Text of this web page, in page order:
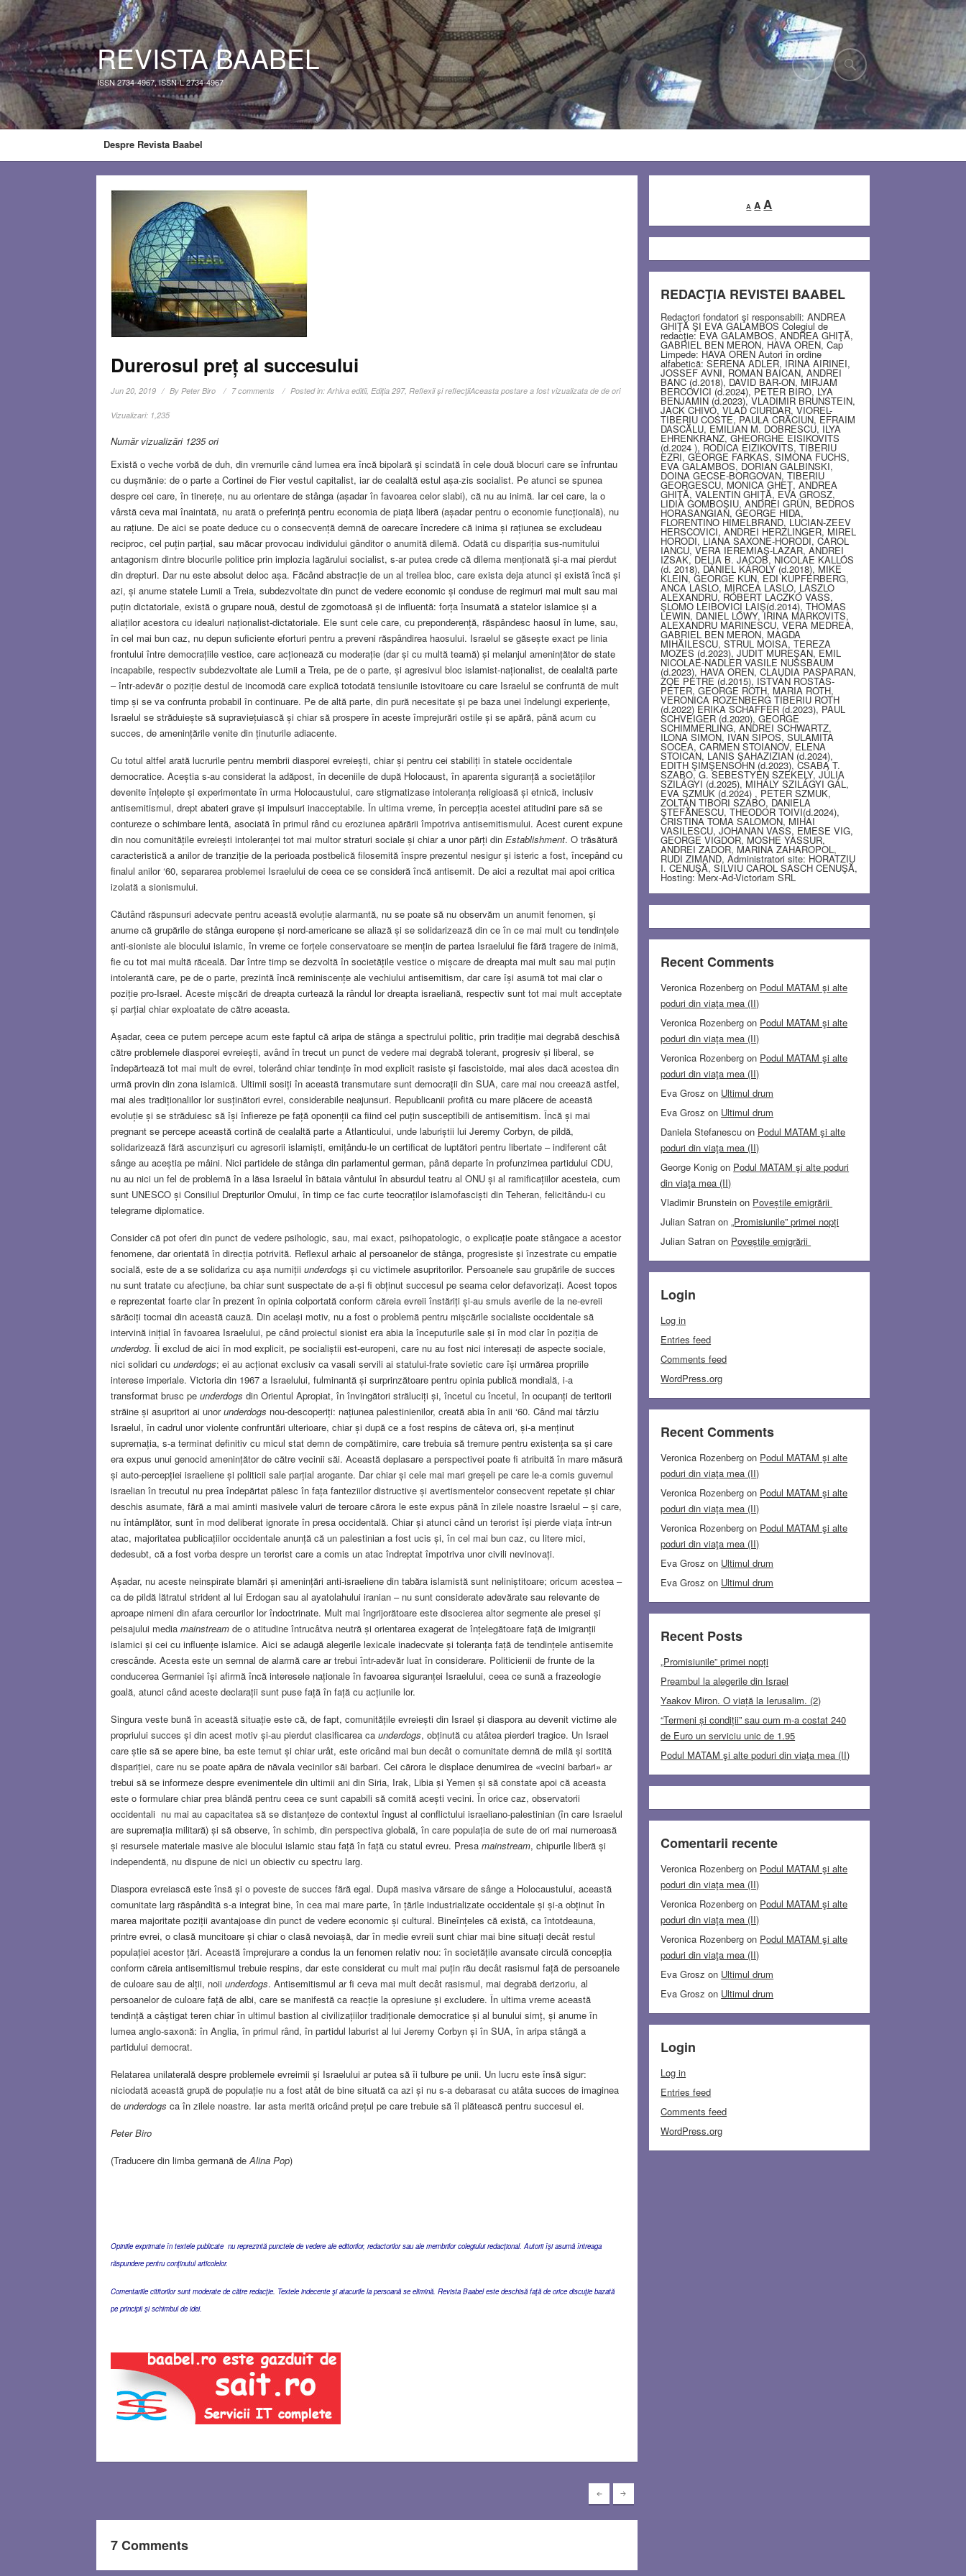
REVISTA BAABEL
ISSN 2734-4967, ISSN-L 2734-4967
Despre Revista Baabel
Durerosul preț al succesului
Jun 20, 2019 ByPeter Biro 7 comments Posted in:Arhiva editii,Ediţia 297,Reflexii şi reflecţiiAceasta postare a fost vizualizata de de ori
Vizualizari: 1,235
Număr vizualizări 1235 ori
Există o veche vorbă de duh, din vremurile când lumea era încă bipolară și scindată în cele două blocuri care se înfruntau
cu dușmănie: de o parte a Cortinei de Fier vestul capitalist, iar de cealaltă estul așa-zis socialist. Pe atunci se spunea
despre cei care, în tinerețe, nu au orientare de stânga (așadar în favoarea celor slabi), că nu au inimă. Iar cei care, la o
vârstă ceva mai înaintată, nu arată o preferință pentru economia de piață liberă (așadar pentru o economie funcțională), nu
au rațiune. De aici se poate deduce cu o consecvență demnă de oarecare încredere că inima și rațiunea se excludeau
reciproc, cel puțin parțial, sau măcar provocau individului gânditor o anumită dilemă. Odată cu dispariția sus-numitului
antagonism dintre blocurile politice prin implozia lagărului socialist, s-ar putea crede că dilema menționată și-a mai pierdut
din drepturi. Dar nu este absolut deloc așa. Făcând abstracție de un al treilea bloc, care exista deja atunci și există încă și
azi, și anume statele Lumii a Treia, subdezvoltate din punct de vedere economic și conduse de regimuri mai mult sau mai
puțin dictatoriale, există o grupare nouă, destul de zgomotoasă și de influentă: forța însumată a statelor islamice și a
aliaților acestora cu idealuri naționalist-dictatoriale. Ele sunt cele care, cu preponderență, răspândesc haosul în lume, sau,
în cel mai bun caz, nu depun suficiente eforturi pentru a preveni răspândirea haosului. Israelul se găsește exact pe linia
frontului între democrațiile vestice, care acționează cu moderație (dar și cu multă teamă) și melanjul amenințător de state
incapabile, respectiv subdezvoltate ale Lumii a Treia, pe de o parte, și agresivul bloc islamist-naționalist, de cealaltă parte
– într‑adevăr o poziție destul de incomodă care explică totodată tensiunile istovitoare cu care Israelul se confruntă de mult
timp și se va confrunta probabil în continuare. Pe de altă parte, din pură necesitate și pe baza unei îndelungi experiențe,
Israelul se străduiește să supraviețuiască și chiar să prospere în aceste împrejurări ostile și se apără, până acum cu
succes, de amenințările venite din ținuturile adiacente.
Cu totul altfel arată lucrurile pentru membrii diasporei evreiești, chiar și pentru cei stabiliți în statele occidentale
democratice. Aceștia s-au considerat la adăpost, în deceniile de după Holocaust, în aparenta siguranță a societăților
devenite înțelepte și experimentate în urma Holocaustului, care stigmatizase intoleranța religioasă și etnică, inclusiv
antisemitismul, drept abateri grave și impulsuri inacceptabile. În ultima vreme, în percepția acestei atitudini pare să se
contureze o schimbare lentă, asociată în primul rând cu eroziunea apărării împotriva antisemitismului. Acest curent expune
din nou comunitățile evreiești intoleranței tot mai multor straturi sociale și chiar a unor părți dinEstablishment. O trăsătură
caracteristică a anilor de tranziție de la perioada postbelică filosemită înspre prezentul nesigur și isteric a fost, începând cu
finalul anilor ‘60, separarea problemei Israelului de ceea ce se consideră încă antisemit. De aici a rezultat mai apoi critica
izolată a sionismului.
Căutând răspunsuri adecvate pentru această evoluție alarmantă, nu se poate să nu observăm un anumit fenomen, și
anume că grupările de stânga europene și nord-americane se aliază și se solidarizează din ce în ce mai mult cu tendințele
anti-sioniste ale blocului islamic, în vreme ce forțele conservatoare se mențin de partea Israelului fie fără tragere de inimă,
fie cu tot mai multă răceală. Dar între timp se dezvoltă în societățile vestice o mișcare de dreapta mai mult sau mai puțin
intolerantă care, pe de o parte, prezintă încă reminiscențe ale vechiului antisemitism, dar care își asumă tot mai clar o
poziție pro-Israel. Aceste mișcări de dreapta curtează la rândul lor dreapta israeliană, respectiv sunt tot mai mult acceptate
și parțial chiar exploatate de către aceasta.
Așadar, ceea ce putem percepe acum este faptul că aripa de stânga a spectrului politic, prin tradiție mai degrabă deschisă
către problemele diasporei evreiești, având în trecut un punct de vedere mai degrabă tolerant, progresiv și liberal, se
îndepărtează tot mai mult de evrei, tolerând chiar tendințe în mod explicit rasiste și fascistoide, mai ales dacă acestea din
urmă provin din zona islamică. Ultimii sosiți în această transmutare sunt democrații din SUA, care mai nou creează astfel,
mai ales tradiționalilor lor susținători evrei, considerabile neajunsuri. Republicanii profită cu mare plăcere de această
evoluție și se străduiesc să își înfiereze pe față oponenții ca fiind cel puțin susceptibili de antisemitism. Încă și mai
pregnant se percepe această cortină de cealaltă parte a Atlanticului, unde laburiștii lui Jeremy Corbyn, de pildă,
solidarizează fără ascunzișuri cu agresorii islamiști, emițându-le un certificat de luptători pentru libertate – indiferent cât
sânge au aceștia pe mâini. Nici partidele de stânga din parlamentul german, până departe în profunzimea partidului CDU,
nu au nici un fel de problemă în a lăsa Israelul în bătaia vântului în absurdul teatru al ONU și al ramificațiilor acesteia, cum
sunt UNESCO și Consiliul Drepturilor Omului, în timp ce fac curte teocraților islamofasciști din Teheran, felicitându-i cu
telegrame diplomatice.
Consider că pot oferi din punct de vedere psihologic, sau, mai exact, psihopatologic, o explicație poate stângace a acestor
fenomene, dar orientată în direcția potrivită. Reflexul arhaic al persoanelor de stânga, progresiste și înzestrate cu empatie
socială, este de a se solidariza cu așa numițiiunderdogs și cu victimele asupritorilor. Persoanele sau grupările de succes
nu sunt tratate cu afecțiune, ba chiar sunt suspectate de a-și fi obținut succesul pe seama celor defavorizați. Acest topos
e reprezentat foarte clar în prezent în opinia colportată conform căreia evreii înstăriți și‑au smuls averile de la ne-evreii
sărăciți tocmai din această cauză. Din același motiv, nu a fost o problemă pentru mișcările socialiste occidentale să
intervină inițial în favoarea Israelului, pe când proiectul sionist era abia la începuturile sale și în mod clar în poziția de
underdog. Îi exclud de aici în mod explicit, pe socialiștii est-europeni, care nu au fost nici interesați de aspecte sociale,
nici solidari cuunderdogs; ei au acționat exclusiv ca vasali servili ai statului-frate sovietic care își urmărea propriile
interese imperiale. Victoria din 1967 a Israelului, fulminantă și surprinzătoare pentru opinia publică mondială, i-a
transformat brusc peunderdogs din Orientul Apropiat, în învingători străluciți și, încetul cu încetul, în ocupanți de teritorii
străine și asupritori ai unorunderdogs nou-descoperiți: națiunea palestinienilor, creată abia în anii ‘60. Când mai târziu
Israelul, în cadrul unor violente confruntări ulterioare, chiar și după ce a fost respins de câteva ori, și-a menținut
supremația, s-a terminat definitiv cu micul stat demn de compătimire, care trebuia să tremure pentru existența sa și care
era expus unui genocid amenințător de către vecinii săi. Această deplasare a perspectivei poate fi atribuită în mare măsură
și auto-percepției israeliene și politicii sale parțial arogante. Dar chiar și cele mai mari greșeli pe care le-a comis guvernul
israelian în trecutul nu prea îndepărtat pălesc în fața fanteziilor distructive și avertismentelor consecvent repetate și chiar
deschis asumate, fără a mai aminti masivele valuri de teroare cărora le este expus până în zilele noastre Israelul – și care,
nu întâmplător, sunt în mod deliberat ignorate în presa occidentală. Chiar și atunci când un terorist își pierde viața într-un
atac, majoritatea publicațiilor occidentale anunță că un palestinian a fost ucis și, în cel mai bun caz, cu litere mici,
dedesubt, că a fost vorba despre un terorist care a comis un atac îndreptat împotriva unor civili nevinovați.
Așadar, nu aceste neinspirate blamări și amenințări anti-israeliene din tabăra islamistă sunt neliniștitoare; oricum acestea –
ca de pildă lătratul strident al lui Erdogan sau al ayatolahului iranian – nu sunt considerate adevărate sau relevante de
aproape nimeni din afara cercurilor lor îndoctrinate. Mult mai îngrijorătoare este disocierea altor segmente ale presei și
peisajului mediamainstream de o atitudine întrucâtva neutră și orientarea exagerat de înțelegătoare față de imigranții
islamici și cei cu influențe islamice. Aici se adaugă alegerile lexicale inadecvate și toleranța față de tendințele antisemite
crescânde. Acesta este un semnal de alarmă care ar trebui într-adevăr luat în considerare. Politicienii de frunte de la
conducerea Germaniei își afirmă încă interesele naționale în favoarea siguranței Israelului, ceea ce sună a frazeologie
goală, atunci când aceste declarații sunt puse față în față cu acțiunile lor.
Singura veste bună în această situație este că, de fapt, comunitățile evreiești din Israel și diaspora au devenit victime ale
propriului succes și din acest motiv și-au pierdut clasificarea caunderdogs, obținută cu atâtea pierderi tragice. Un Israel
care știe să se apere bine, ba este temut și chiar urât, este oricând mai bun decât o comunitate demnă de milă și sortită
dispariției, care nu se poate apăra de năvala vecinilor săi barbari. Cei cărora le displace denumirea de «vecini barbari» ar
trebui să se informeze despre evenimentele din ultimii ani din Siria, Irak, Libia și Yemen și să constate apoi că aceasta
este o formulare chiar prea blândă pentru ceea ce sunt capabili să comită acești vecini. În orice caz, observatorii
occidentali nu mai au capacitatea să se distanțeze de contextul îngust al conflictului israeliano-palestinian (în care Israelul
are supremația militară) și să observe, în schimb, din perspectiva globală, în care populația de sute de ori mai numeroasă
și resursele materiale masive ale blocului islamic stau față în față cu statul evreu. Presamainstream, chipurile liberă și
independentă, nu dispune de nici un obiectiv cu spectru larg.
Diaspora evreiască este însă și o poveste de succes fără egal. După masiva vărsare de sânge a Holocaustului, această
comunitate larg răspândită s-a integrat bine, în cea mai mare parte, în țările industrializate occidentale și și-a obținut în
marea majoritate poziții avantajoase din punct de vedere economic și cultural. Bineînțeles că există, ca întotdeauna,
printre evrei, o clasă muncitoare și chiar o clasă nevoiașă, dar în medie evreii sunt chiar mai bine situați decât restul
populației acestor țări. Această împrejurare a condus la un fenomen relativ nou: în societățile avansate circulă concepția
conform căreia antisemitismul trebuie respins, dar este considerat cu mult mai puțin rău decât rasismul față de persoanele
de culoare sau de alții, noiiunderdogs. Antisemitismul ar fi ceva mai mult decât rasismul, mai degrabă derizoriu, al
persoanelor de culoare față de albi, care se manifestă ca reacție la opresiune și excludere. În ultima vreme această
tendință a câștigat teren chiar în ultimul bastion al civilizațiilor tradiționale democratice și al bunului simț, și anume în
lumea anglo-saxonă: în Anglia, în primul rând, în partidul laburist al lui Jeremy Corbyn și în SUA, în aripa stângă a
partidului democrat.
Relatarea unilaterală despre problemele evreimii și Israelului ar putea să îi tulbure pe unii. Un lucru este însă sigur:
niciodată această grupă de populație nu a fost atât de bine situată ca azi și nu s-a debarasat cu atâta succes de imaginea
deunderdogs ca în zilele noastre. Iar asta merită oricând prețul pe care trebuie să îl plătească pentru succesul ei.
Peter Biro
(Traducere din limba germană deAlina Pop)
Opiniile exprimate în textele publicate nu reprezintă punctele de vedere ale editorilor, redactorilor sau ale membrilor colegiului redacţional. Autorii îşi asumă întreaga
răspundere pentru conţinutul articolelor.
Comentariile cititorilor sunt moderate de către redacţie. Textele indecente şi atacurile la persoană se elimină. Revista Baabel este deschisă faţă de orice discuţie bazată
pe principii şi schimbul de idei.
7 Comments
A
Decrease
font
A Reset
AIncrease
font
REDACŢIA REVISTEI BAABEL
Redactori fondatori şi responsabili: ANDREA
GHIŢĂ ŞI EVA GALAMBOS Colegiul de
redacţie: EVA GALAMBOS, ANDREA GHIŢĂ,
GABRIEL BEN MERON, HAVA OREN, Cap
Limpede: HAVA OREN Autori în ordine
alfabetică: SERENA ADLER, IRINA AIRINEI,
JOSSEF AVNI, ROMAN BAICAN, ANDREI
BANC (d.2018), DAVID BAR-ON, MIRJAM
BERCOVICI (d.2024), PETER BIRO, LYA
BENJAMIN (d.2023), VLADIMIR BRUNSTEIN,
JACK CHIVO, VLAD CIURDAR, VIOREL-
TIBERIU COSTE, PAULA CRĂCIUN, EFRAIM
DASCĂLU, EMILIAN M. DOBRESCU, ILYA
EHRENKRANZ, GHEORGHE EISIKOVITS
(d.2024 ), RODICA EIZIKOVITS, TIBERIU
EZRI, GEORGE FARKAS, SIMONA FUCHS,
EVA GALAMBOS, DORIAN GALBINSKI,
DOINA GECSE-BORGOVAN, TIBERIU
GEORGESCU, MONICA GHEŢ, ANDREA
GHIŢĂ, VALENTIN GHIŢĂ, EVA GROSZ,
LIDIA GOMBOŞIU, ANDREI GRÜN, BEDROS
HORASANGIAN, GEORGE HIDA,
FLORENTINO HIMELBRAND, LUCIAN-ZEEV
HERSCOVICI, ANDREI HERZLINGER, MIREL
HORODI, LIANA SAXONE-HORODI, CAROL
IANCU, VERA IEREMIAŞ-LAZAR, ANDREI
IZSAK, DELIA B. JACOB, NICOLAE KALLÓS
(d. 2018), DÁNIEL KÁROLY (d.2018), MIKE
KLEIN, GEORGE KUN, EDI KUPFERBERG,
ANCA LASLO, MIRCEA LASLO, LASZLO
ALEXANDRU, RÓBERT LACZKÓ VASS,
ŞLOMO LEIBOVICI LAIŞ(d.2014), THOMAS
LEWIN, DANIEL LŐWY, IRINA MARKOVITS,
ALEXANDRU MARINESCU, VERA MEDREA,
GABRIEL BEN MERON, MAGDA
MIHĂILESCU, STRUL MOISA, TEREZA
MOZES (d.2023), JUDIT MUREŞAN, EMIL
NICOLAE-NADLER VASILE NUSSBAUM
(d.2023), HAVA OREN, CLAUDIA PASPARAN,
ZOE PETRE (d.2015), ISTVÁN ROSTÁS-
PÉTER, GEORGE ROTH, MARIA ROTH,
VERONICA ROZENBERG TIBERIU ROTH
(d.2022) ERIKA SCHAFFER (d.2023), PAUL
SCHVEIGER (d.2020), GEORGE
SCHIMMERLING, ANDREI SCHWARTZ,
ILONA SIMON, IVAN SIPOS, SULAMITA
SOCEA, CARMEN STOIANOV, ELENA
STOICAN, LANIS ŞAHAZIZIAN (d.2024),
EDITH ŞIMŞENSOHN (d.2023), CSABA T.
SZABO, G. SEBESTYEN SZEKELY, JÚLIA
SZILÁGYI (d.2025), MIHÁLY SZILÁGYI GÁL,
EVA SZMUK (d.2024) , PETER SZMUK,
ZOLTÁN TIBORI SZABO, DANIELA
ŞTEFĂNESCU, THEODOR TOIVI(d.2024),
CRISTINA TOMA SALOMON, MIHAI
VASILESCU, JOHANAN VASS, EMESE VIG,
GEORGE VIGDOR, MOSHE YASSUR,
ANDREI ZADOR, MARINA ZAHAROPOL,
RUDI ZIMAND, Administratori site: HORATZIU
I. CENUŞĂ, SILVIU CAROL SASCH CENUŞĂ,
Hosting: Merx-Ad-Victoriam SRL
Recent Comments
Veronica Rozenberg on Podul MATAM şi alte
poduri din viaţa mea (II)
Veronica Rozenberg on Podul MATAM şi alte
poduri din viaţa mea (II)
Veronica Rozenberg on Podul MATAM şi alte
poduri din viaţa mea (II)
Eva Grosz on Ultimul drum
Eva Grosz on Ultimul drum
Daniela Stefanescu on Podul MATAM şi alte
poduri din viaţa mea (II)
George Konig on Podul MATAM şi alte poduri
din viaţa mea (II)
Vladimir Brunstein on Poveștile emigrării
Julian Satran on„Promisiunile” primei nopți
Julian Satran on Poveștile emigrării
Login
Log in
Entries feed
Comments feed
WordPress.org
Recent Comments
Veronica Rozenberg on Podul MATAM şi alte
poduri din viaţa mea (II)
Veronica Rozenberg on Podul MATAM şi alte
poduri din viaţa mea (II)
Veronica Rozenberg on Podul MATAM şi alte
poduri din viaţa mea (II)
Eva Grosz on Ultimul drum
Eva Grosz on Ultimul drum
Recent Posts
„Promisiunile” primei nopți
Preambul la alegerile din Israel
Yaakov Miron. O viață la Ierusalim. (2)
“Termeni și condiții” sau cum m-a costat 240
de Euro un serviciu unic de 1.95
Podul MATAM şi alte poduri din viaţa mea (II)
Comentarii recente
Veronica Rozenberg on Podul MATAM şi alte
poduri din viaţa mea (II)
Veronica Rozenberg on Podul MATAM şi alte
poduri din viaţa mea (II)
Veronica Rozenberg on Podul MATAM şi alte
poduri din viaţa mea (II)
Eva Grosz on Ultimul drum
Eva Grosz on Ultimul drum
Login
Log in
Entries feed
Comments feed
WordPress.org